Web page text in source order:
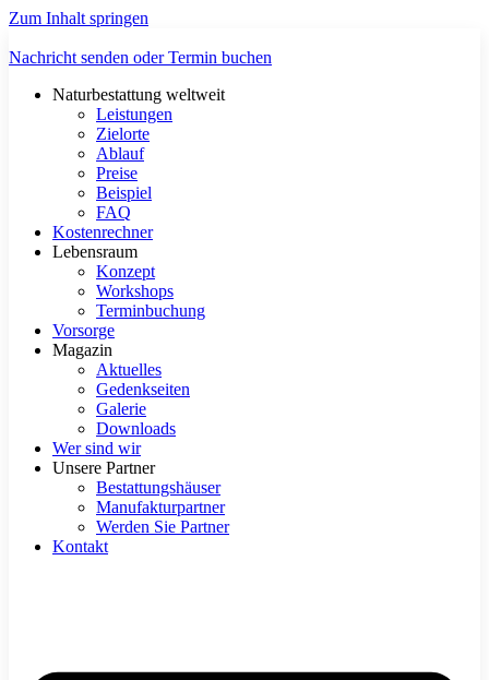
Zum Inhalt springen
Nachricht senden oder Termin buchen
Naturbestattung weltweit
Leistungen
Zielorte
Ablauf
Preise
Beispiel
FAQ
Kostenrechner
Lebensraum
Konzept
Workshops
Terminbuchung
Vorsorge
Magazin
Aktuelles
Gedenkseiten
Galerie
Downloads
Wer sind wir
Unsere Partner
Bestattungshäuser
Manufakturpartner
Werden Sie Partner
Kontakt